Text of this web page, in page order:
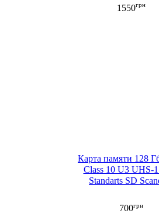
Life 1980х1080P
SINOVISION
1550грн
Карта памяти 128
Class 10 U3 UHS-
Standarts SD
700грн